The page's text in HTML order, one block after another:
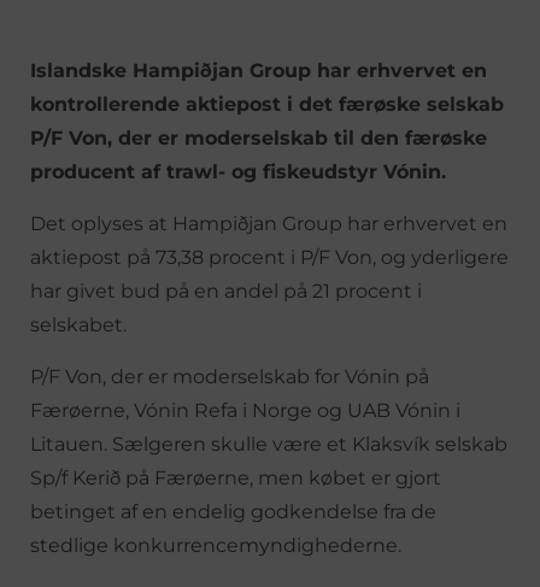
Islandske Hampiðjan Group har erhvervet en
kontrollerende aktiepost i det færøske selskab
P/F Von, der er moderselskab til den færøske
producent af trawl- og fiskeudstyr Vónin.
Det oplyses at Hampiðjan Group har erhvervet en
aktiepost på 73,38 procent i P/F Von, og yderligere
har givet bud på en andel på 21 procent i
selskabet.
P/F Von, der er moderselskab for Vónin på
Færøerne, Vónin Refa i Norge og UAB Vónin i
Litauen. Sælgeren skulle være et Klaksvík selskab
Sp/f Kerið på Færøerne, men købet er gjort
betinget af en endelig godkendelse fra de
stedlige konkurrencemyndighederne.